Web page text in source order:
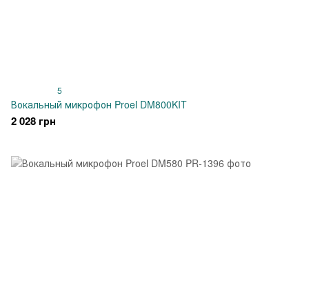
5
Вокальный микрофон Proel DM800KIT
2 028 грн